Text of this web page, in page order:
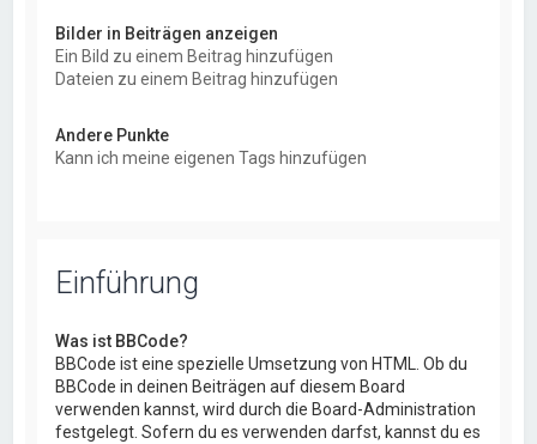
Bilder in Beiträgen anzeigen
Ein Bild zu einem Beitrag hinzufügen
Dateien zu einem Beitrag hinzufügen
Andere Punkte
Kann ich meine eigenen Tags hinzufügen
Einführung
Was ist BBCode?
BBCode ist eine spezielle Umsetzung von HTML. Ob du
BBCode in deinen Beiträgen auf diesem Board
verwenden kannst, wird durch die Board-Administration
festgelegt. Sofern du es verwenden darfst, kannst du es